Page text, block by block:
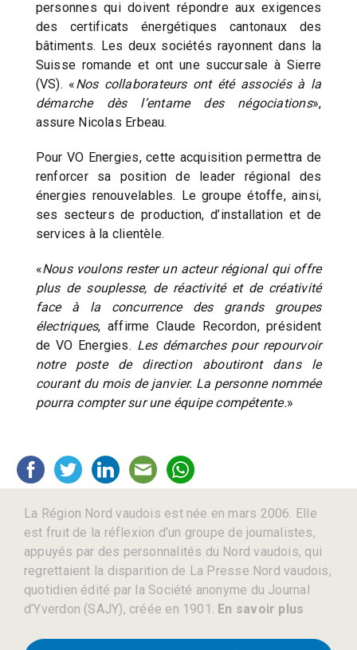
personnes qui doivent répondre aux exigences
des certificats énergétiques cantonaux des
bâtiments. Les deux sociétés rayonnent dans la
Suisse romande et ont une succursale à Sierre
(VS). «Nos collaborateurs ont été associés à la
démarche dès l’entame des négociations»,
assure Nicolas Erbeau.
Pour VO Energies, cette acquisition permettra de
renforcer sa position de leader régional des
énergies renouvelables. Le groupe étoffe, ainsi,
ses secteurs de production, d’installation et de
services à la clientèle.
«Nous voulons rester un acteur régional qui offre
plus de souplesse, de réactivité et de créativité
face à la concurrence des grands groupes
électriques, affirme Claude Recordon, président
de VO Energies. Les démarches pour repourvoir
notre poste de direction aboutiront dans le
courant du mois de janvier. La personne nommée
pourra compter sur une équipe compétente.»
La Région Nord vaudois est née en mars 2006. Elle
est fruit de la réflexion d’un groupe de journalistes,
appuyés par des personnalités du Nord vaudois, qui
regrettaient la disparition de La Presse Nord vaudois,
quotidien édité par la Société anonyme du Journal
d’Yverdon (SAJY), créée en 1901. En savoir plus